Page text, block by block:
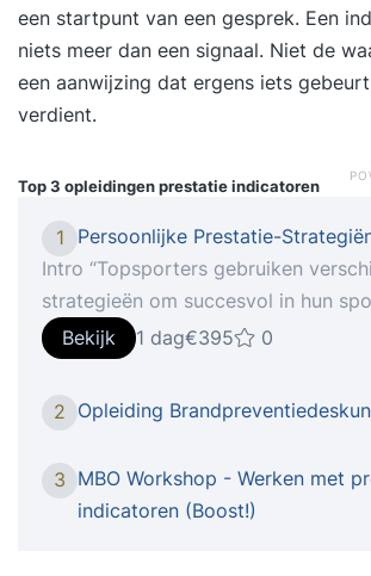
een startpunt van een gesprek. Een
niets meer dan een signaal. Niet de
een aanwijzing dat ergens iets
verdient.
Top 3 opleidingenprestatie indicatoren
1
Persoonlijke Prestatie-
Intro “Topsporters gebruiken
strategieën om succesvol in hun
kunnen ook veel van deze
om elke dag een beetje meer
het altijd nodig is om na hoge
stress te compenseren. Wat voor
geldt, geldt ook voor u: met alleen
Bekijk 1 dag€395 0
2 Opleiding
3 MBO Workshop - Werken met
indicatoren (Boost!)